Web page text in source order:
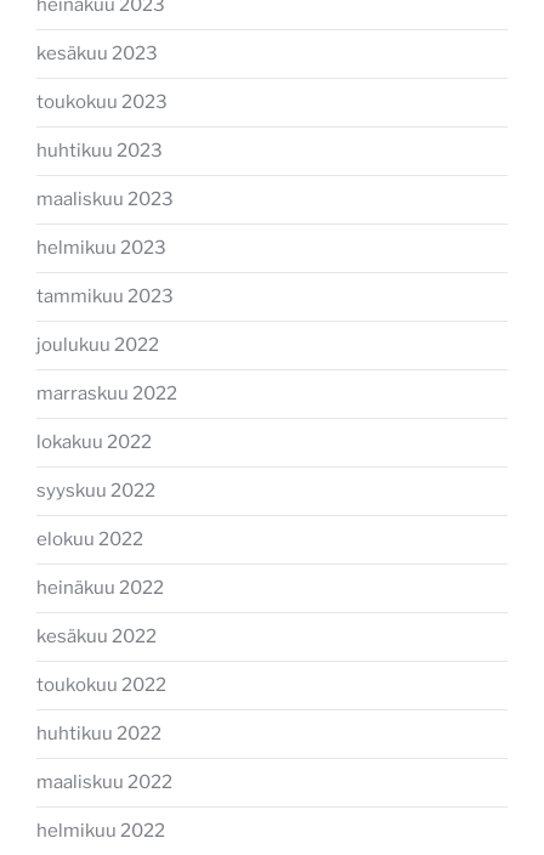
heinäkuu 2023
kesäkuu 2023
toukokuu 2023
huhtikuu 2023
maaliskuu 2023
helmikuu 2023
tammikuu 2023
joulukuu 2022
marraskuu 2022
lokakuu 2022
syyskuu 2022
elokuu 2022
heinäkuu 2022
kesäkuu 2022
toukokuu 2022
huhtikuu 2022
maaliskuu 2022
helmikuu 2022